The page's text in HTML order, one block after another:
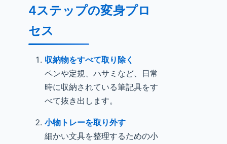
4ステップの変身プロ
セス
収納物をすべて取り除く
ペンや定規、ハサミなど、日常
時に収納されている筆記具をす
べて抜き出します。
小物トレーを取り外す
細かい文具を整理するための小